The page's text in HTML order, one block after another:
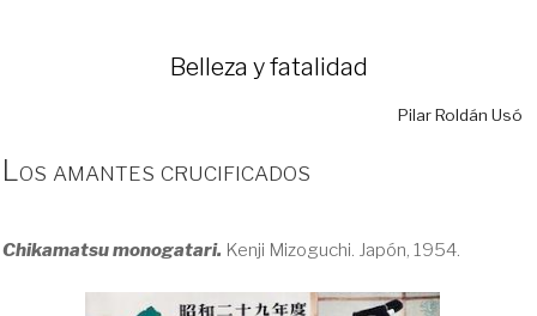
Belleza y fatalidad
Pilar Roldán Usó
Los amantes crucificados
Chikamatsu monogatari. Kenji Mizoguchi. Japón, 1954.